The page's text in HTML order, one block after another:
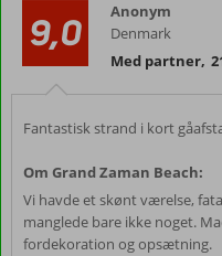
9,0
Anonym
Denmark
Med partner,
Fantastisk strand i kort
Om Grand Zaman Beach:
Vi havde et skønt værelse,
manglede bare ikke noget.
fordekoration og opsætning.